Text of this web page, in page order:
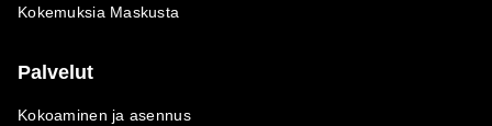
Kokemuksia Maskusta
Palvelut
Kokoaminen ja asennus